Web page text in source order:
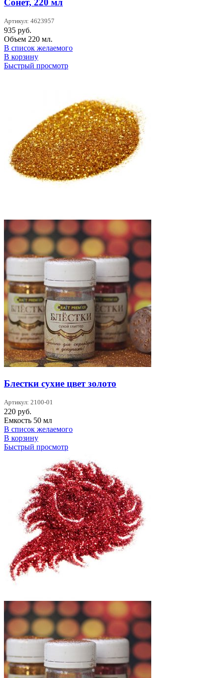
Сонет, 220 мл
Артикул: 4623957
935 руб.
Объем 220 мл.
В список желаемого
В корзину
Быстрый просмотр
Блестки сухие цвет золото
Артикул: 2100-01
220 руб.
Емкость 50 мл
В список желаемого
В корзину
Быстрый просмотр